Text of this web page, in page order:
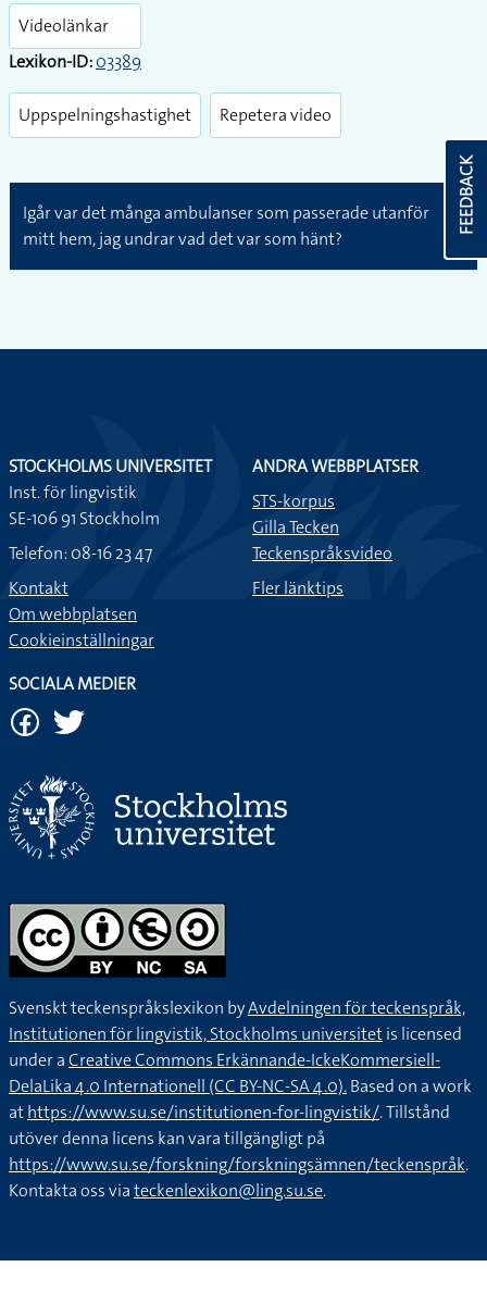
Videolänkar
Lexikon-ID:03389
Uppspelningshastighet Repetera video
Igår var det många ambulanser som passerade utanför
mitt hem, jag undrar vad det var som hänt?
FEEDBACK
STOCKHOLMS UNIVERSITET
Inst. för lingvistik
SE-106 91 Stockholm
Telefon: 08-16 23 47
Kontakt
Om webbplatsen
Cookieinställningar
ANDRA WEBBPLATSER
STS-korpus
Gilla Tecken
Teckenspråksvideo
Fler länktips
SOCIALA MEDIER
Svenskt teckenspråkslexikon byAvdelningen för teckenspråk,
Institutionen för lingvistik, Stockholms universitetis licensed
under aCreative Commons Erkännande-IckeKommersiell-
DelaLika 4.0 Internationell (CC BY-NC-SA 4.0).Based on a work
athttps://www.su.se/institutionen-for-lingvistik/. Tillstånd
utöver denna licens kan vara tillgängligt på
https://www.su.se/forskning/forskningsämnen/teckenspråk.
Kontakta oss viateckenlexikon@ling.su.se.